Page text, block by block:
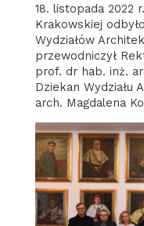
18. listopada 2022
Krakowskiej
Wydziałów
przewodniczył
prof. dr hab. inż.
Dziekan Wydziału
arch. Magdalena